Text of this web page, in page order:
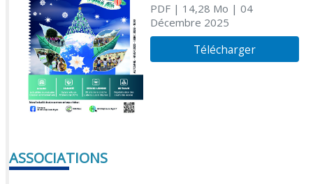
PDF| 14,28 Mo | 04
Décembre 2025
Télécharger
ASSOCIATIONS